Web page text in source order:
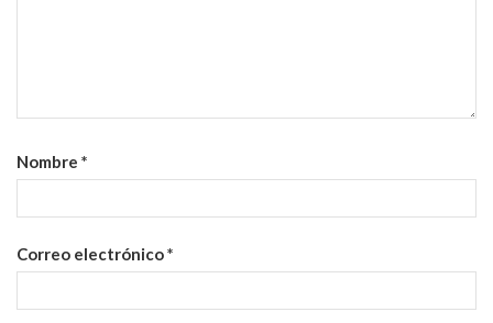
Nombre *
Correo electrónico*